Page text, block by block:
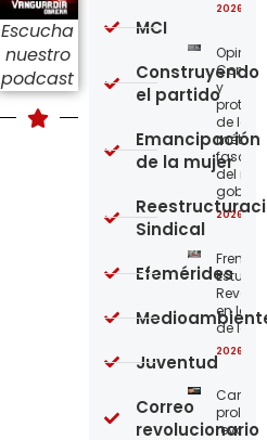
Escucha
nuestro
podcast
2026-
y
de los
del
2026-
Frente
en la
de los
2026-
Carta
MCI
Construyendo
el partido
Emancipación
de la mujer
Sindical
Efemérides
Juventud
Correo
revolucionario